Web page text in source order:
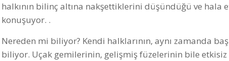
halkının bilinç altına nakşettiklerini düşündüğü ve hala
konuşuyor. .
Nereden mi biliyor? Kendi halklarının, aynı zamanda
biliyor. Uçak gemilerinin, gelişmiş füzelerinin bile etkisiz